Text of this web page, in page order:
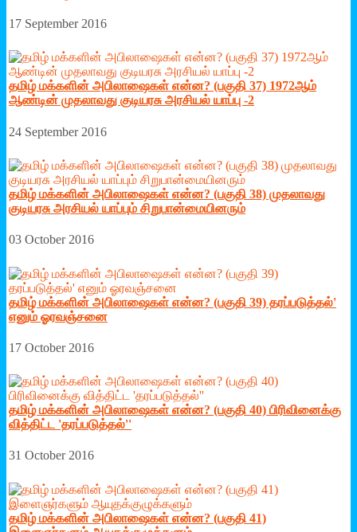
17 September 2016
தமிழ் மக்களின் அபிலாஷைகள் என்ன? (பகுதி 37) 1972ஆம்
ஆண்டின் முதலாவது குடியரசு அரசியல் யாப்பு -2
24 September 2016
தமிழ் மக்களின் அபிலாஷைகள் என்ன? (பகுதி 38) முதலாவது
குடியரசு அரசியல் யாப்பும் சிறுபான்மையினரும்
03 October 2016
தமிழ் மக்களின் அபிலாஷைகள் என்ன? (பகுதி 39) தரப்படுத்தல்'
எனும் ஓரவஞ்சனை
17 October 2016
தமிழ் மக்களின் அபிலாஷைகள் என்ன? (பகுதி 40) பிரிவினைக்கு
வித்திட்ட 'தரப்படுத்தல்''
31 October 2016
தமிழ் மக்களின் அபிலாஷைகள் என்ன? (பகுதி 41)